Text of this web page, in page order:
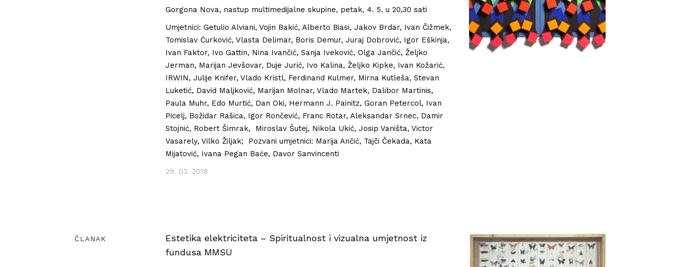
Gorgona Nova, nastup multimedijalne skupine, petak, 4. 5. u 20,30 sati
Umjetnici: Getulio Alviani, Vojin Bakić, Alberto Biasi, Jakov Brdar, Ivan Čižmek,
Tomislav Ćurković, Vlasta Delimar, Boris Demur, Juraj Dobrović, Igor Eškinja,
Ivan Faktor, Ivo Gattin, Nina Ivančić, Sanja Iveković, Olga Jančić, Željko
Jerman, Marijan Jevšovar, Duje Jurić, Ivo Kalina, Željko Kipke, Ivan Kožarić,
IRWIN, Julije Knifer, Vlado Kristl, Ferdinand Kulmer, Mirna Kutleša, Stevan
Luketić, David Maljković, Marijan Molnar, Vlado Martek, Dalibor Martinis,
Paula Muhr, Edo Murtić, Dan Oki, Hermann J. Painitz, Goran Petercol, Ivan
Picelj, Božidar Rašica, Igor Rončević, Franc Rotar, Aleksandar Srnec, Damir
Stojnić, Robert Šimrak, Miroslav Šutej, Nikola Ukić, Josip Vaništa, Victor
Vasarely, Vilko Žiljak; Pozvani umjetnici: Marija Ančić, Tajči Čekada, Kata
Mijatović, Ivana Pegan Baće, Davor Sanvincenti
29. 03. 2018
ČLANAK
Estetika elektriciteta – Spiritualnost i vizualna umjetnost iz
fundusa MMSU